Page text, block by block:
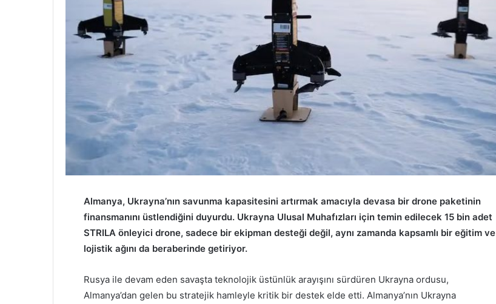
Almanya, Ukrayna’nın savunma kapasitesini artırmak amacıyla devasa bir drone paketinin
finansmanını üstlendiğini duyurdu. Ukrayna Ulusal Muhafızları için temin edilecek 15 bin adet
STRILA önleyici drone, sadece bir ekipman desteği değil, aynı zamanda kapsamlı bir eğitim ve
lojistik ağını da beraberinde getiriyor.
Rusya ile devam eden savaşta teknolojik üstünlük arayışını sürdüren Ukrayna ordusu,
Almanya’dan gelen bu stratejik hamleyle kritik bir destek elde etti. Almanya’nın Ukrayna